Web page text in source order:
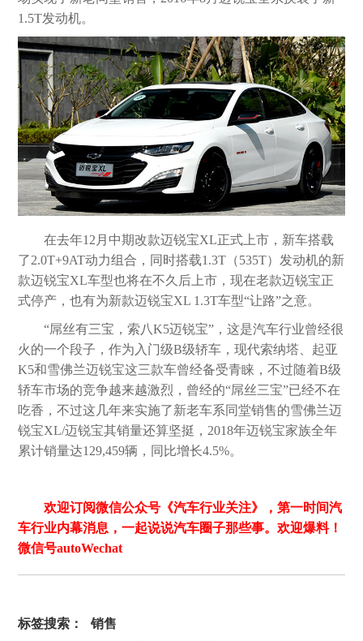
1.5T发动机。
在去年12月中期改款迈锐宝XL正式上市，新车搭载
了2.0T+9AT动力组合，同时搭载1.3T（535T）发动机的新
款迈锐宝XL车型也将在不久后上市，现在老款迈锐宝正
式停产，也有为新款迈锐宝XL 1.3T车型“让路”之意。
“屌丝有三宝，索八K5迈锐宝”，这是汽车行业曾经很
火的一个段子，作为入门级B级轿车，现代索纳塔、起亚
K5和雪佛兰迈锐宝这三款车曾经备受青睐，不过随着B级
轿车市场的竞争越来越激烈，曾经的“屌丝三宝”已经不在
吃香，不过这几年来实施了新老车系同堂销售的雪佛兰迈
锐宝XL/迈锐宝其销量还算坚挺，2018年迈锐宝家族全年
累计销量达129,459辆，同比增长4.5%。
欢迎订阅微信公众号《汽车行业关注》，第一时间汽
车行业内幕消息，一起说说汽车圈子那些事。欢迎爆料！
微信号autoWechat
标签搜索：
销售